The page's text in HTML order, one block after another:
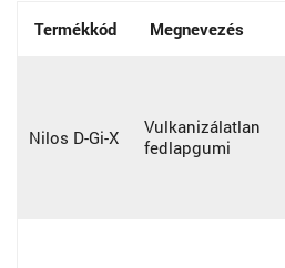
Termékkód Megnevezés
Nilos D-Gi-X
Vulkanizálatlan
fedlapgumi